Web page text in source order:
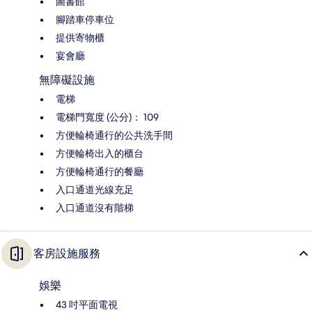
腳踏車停車位
提供寄物櫃
宴會廳
無障礙設施
電梯
電梯門寬度 (公分)： 109
方便輪椅通行的公共洗手間
方便輪椅出入的櫃台
方便輪椅通行的餐廳
入口通道光線充足
入口通道沒有階梯
客房設施服務
娛樂
43 吋平面電視